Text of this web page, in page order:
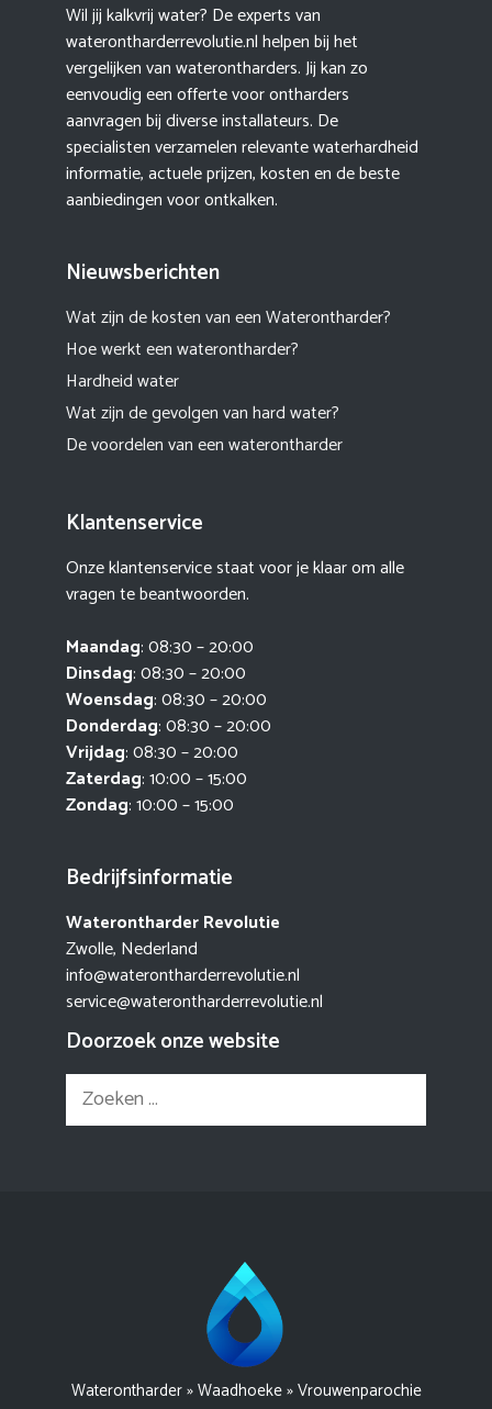
Wil jij kalkvrij water? De experts van
waterontharderrevolutie.nl helpen bij het
vergelijken van waterontharders. Jij kan zo
eenvoudig een offerte voor ontharders
aanvragen bij diverse installateurs. De
specialisten verzamelen relevante waterhardheid
informatie, actuele prijzen, kosten en de beste
aanbiedingen voor ontkalken.
Nieuwsberichten
Wat zijn de kosten van een Waterontharder?
Hoe werkt een waterontharder?
Hardheid water
Wat zijn de gevolgen van hard water?
De voordelen van een waterontharder
Klantenservice
Onze klantenservice staat voor je klaar om alle
vragen te beantwoorden.
Maandag: 08:30 – 20:00
Dinsdag: 08:30 – 20:00
Woensdag: 08:30 – 20:00
Donderdag: 08:30 – 20:00
Vrijdag: 08:30 – 20:00
Zaterdag: 10:00 – 15:00
Zondag: 10:00 – 15:00
Bedrijfsinformatie
Waterontharder Revolutie
Zwolle, Nederland
info@waterontharderrevolutie.nl
service@waterontharderrevolutie.nl
Doorzoek onze website
Zoek
naar:
Waterontharder»Waadhoeke»Vrouwenparochie